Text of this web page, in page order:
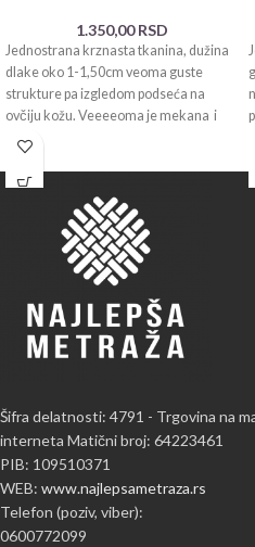
1.350,00RSD
Jednostrana krznasta tkanina, dužina
dlake oko 1-1,50cm veoma guste
strukture pa izgledom podseća na
ovčiju kožu. Veeeeoma je mekana i
Šifra delatnosti: 4791 - Trgovina na
interneta Matični broj: 64223461
PIB: 109510371
WEB: www.najlepsametraza.rs
Telefon (poziv, viber):
0600772099